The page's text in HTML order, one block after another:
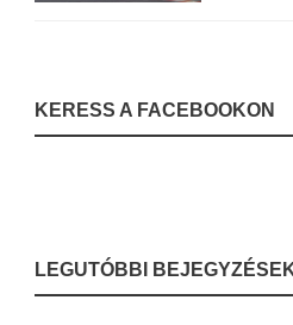
KERESS A FACEBOOKON
LEGUTÓBBI